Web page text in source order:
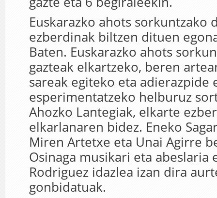
Euskarazko ahots sorkuntzako
ezberdinak biltzen dituen
Baten. Euskarazko ahots
gazteak elkartzeko, beren
sareak egiteko eta adierazpide
esperimentatzeko helburuz
Ahozko Lantegiak, elkarte
elkarlanaren bidez. Eneko
Miren Artetxe eta Unai Agirre
Osinaga musikari eta abeslaria
Rodriguez idazlea izan dira
gonbidatuak.